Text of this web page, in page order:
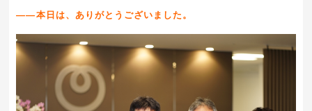
――本日は、ありがとうございました。